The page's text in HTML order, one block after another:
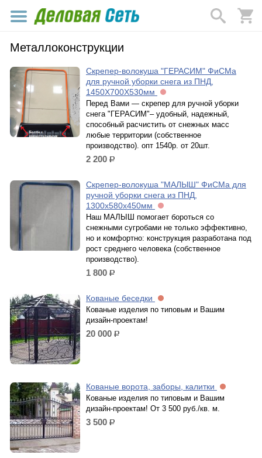
Металлоконструкции
Скрепер-волокуша "ГЕРАСИМ" ФиСМа
для ручной уборки снега из ПНД,
1450Х700Х530мм
Перед Вами ― скрепер для ручной уборки
снега "ГЕРАСИМ"– удобный, надежный,
способный расчистить от снежных масс
любые территории (собственное
производство). опт 1540р. от 20шт.
2 200 р.
Скрепер-волокуша "МАЛЫШ" ФиСМа для
ручной уборки снега из ПНД,
1300х580х450мм
Наш МАЛЫШ помогает бороться со
снежными сугробами не только эффективно,
но и комфортно: конструкция разработана под
рост среднего человека (собственное
производство).
1 800 р.
Кованые беседки
Кованые изделия по типовым и Вашим
дизайн-проектам!
20 000 р.
Кованые ворота, заборы, калитки
Кованые изделия по типовым и Вашим
дизайн-проектам! От 3 500 руб./кв. м.
3 500 р.